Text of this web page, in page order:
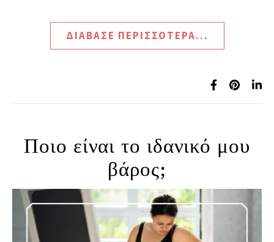
ΔΙΆΒΑΣΕ ΠΕΡΙΣΣΌΤΕΡΑ...
Ποιο είναι το ιδανικό μου
βάρος;